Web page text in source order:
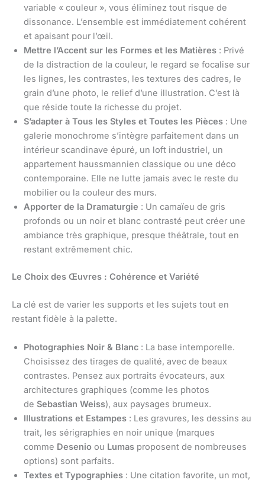
variable « couleur », vous éliminez tout risque de
dissonance. L’ensemble est immédiatement cohérent
et apaisant pour l’œil.
Mettre l’Accent sur les Formes et les Matières : Privé
de la distraction de la couleur, le regard se focalise sur
les lignes, les contrastes, les textures des cadres, le
grain d’une photo, le relief d’une illustration. C’est là
que réside toute la richesse du projet.
S’adapter à Tous les Styles et Toutes les Pièces : Une
galerie monochrome s’intègre parfaitement dans un
intérieur scandinave épuré, un loft industriel, un
appartement haussmannien classique ou une déco
contemporaine. Elle ne lutte jamais avec le reste du
mobilier ou la couleur des murs.
Apporter de la Dramaturgie : Un camaïeu de gris
profonds ou un noir et blanc contrasté peut créer une
ambiance très graphique, presque théâtrale, tout en
restant extrêmement chic.
Le Choix des Œuvres : Cohérence et Variété
La clé est de varier les supports et les sujets tout en
restant fidèle à la palette.
Photographies Noir & Blanc : La base intemporelle.
Choisissez des tirages de qualité, avec de beaux
contrastes. Pensez aux portraits évocateurs, aux
architectures graphiques (comme les photos
de Sebastian Weiss), aux paysages brumeux.
Illustrations et Estampes : Les gravures, les dessins au
trait, les sérigraphies en noir unique (marques
comme Desenio ou Lumas proposent de nombreuses
options) sont parfaits.
Textes et Typographies : Une citation favorite, un mot,